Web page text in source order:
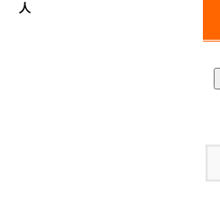
人